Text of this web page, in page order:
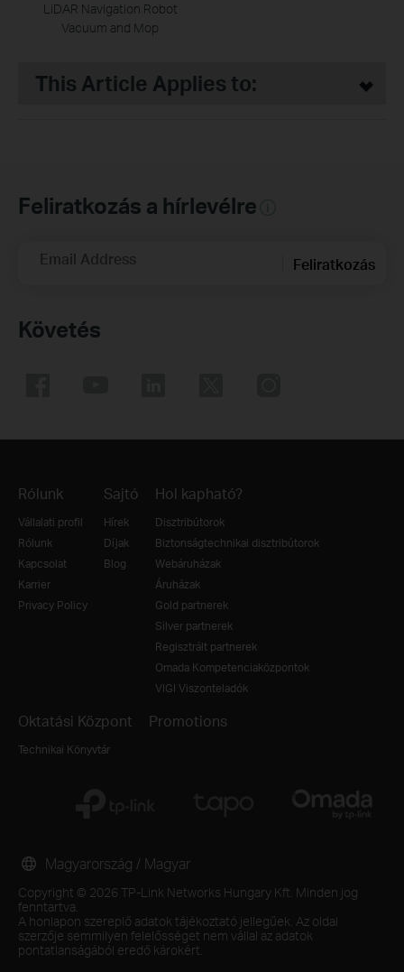
LiDAR Navigation Robot
Vacuum and Mop
This Article Applies to:
Feliratkozás a hírlevélre
Email Address Feliratkozás
Követés
Rólunk
Vállalati profil
Rólunk
Kapcsolat
Karrier
Privacy Policy
Sajtó
Hírek
Díjak
Blog
Hol kapható?
Disztribútorok
Biztonságtechnikai disztribútorok
Webáruházak
Áruházak
Gold partnerek
Silver partnerek
Regisztrált partnerek
Omada Kompetenciaközpontok
VIGI Viszonteladók
Oktatási Központ
Technikai Könyvtár
Promotions
Copyright © 2026 TP-Link Networks Hungary Kft. Minden jog
fenntartva.
A honlapon szereplő adatok tájékoztató jellegűek. Az oldal
szerzője semmilyen felelősséget nem vállal az adatok
pontatlanságából eredő károkért.
Magyarország / Magyar